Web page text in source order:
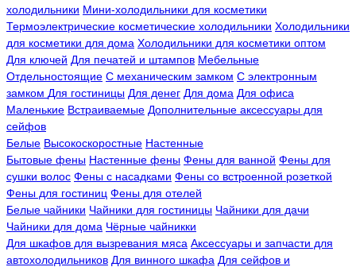
холодильники Мини-холодильники для косметики
Термоэлектрические косметические холодильники Холодильники
для косметики для дома Холодильники для косметики оптом
Для ключей Для печатей и штампов Мебельные
Отдельностоящие С механическим замком С электронным
замком Для гостиницы Для денег Для дома Для офиса
Маленькие Встраиваемые Дополнительные аксессуары для
сейфов
Белые Высокоскоростные Настенные
Бытовые фены Настенные фены Фены для ванной Фены для
сушки волос Фены с насадками Фены со встроенной розеткой
Фены для гостиниц Фены для отелей
Белые чайники Чайники для гостиницы Чайники для дачи
Чайники для дома Чёрные чайникки
Для шкафов для вызревания мяса Аксессуары и запчасти для
автохолодильников Для винного шкафа Для сейфов и